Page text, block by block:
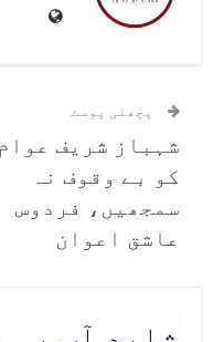
پچھلی پوسٹ
شہباز شریف عوام
کو بے وقوف نہ
سمجھیں، فردوس
عاشق اعوان